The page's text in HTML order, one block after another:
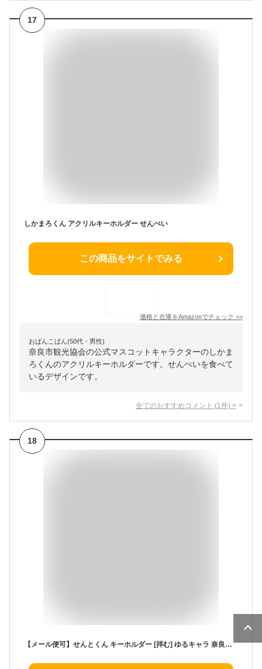
17
しかまろくん アクリルキーホルダー せんべい
この商品をサイトでみる
価格と在庫をAmazonでチェック >>
おぱんこぱん(50代・男性)
奈良市観光協会の公式マスコットキャラクターのしかま
ろくんのアクリルキーホルダーです。せんべいを食べて
いるデザインです。
全てのおすすめコメント (1 件) >
18
【メール便可】せんとくん キーホルダー [拝む] ゆるキャラ 奈良県 平城遷都1300年☆平城遷都1300年記念事業公認品☆